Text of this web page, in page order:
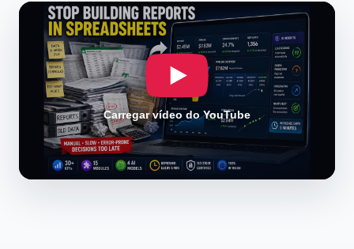
Carregar vídeo do YouTube